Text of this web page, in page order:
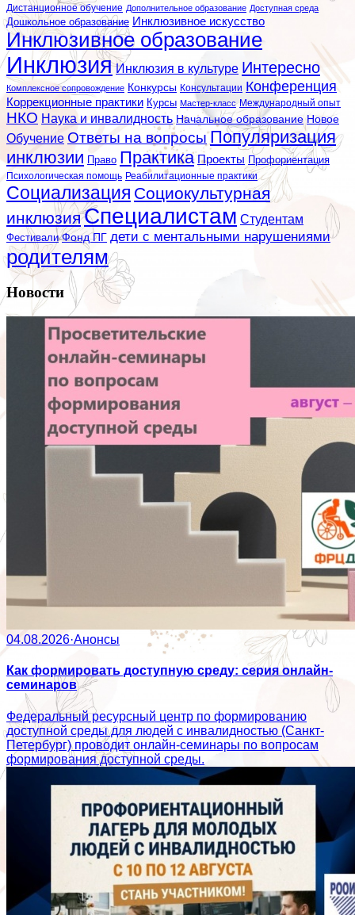
Дистанционное обучение Дополнительное образование Доступная среда
Дошкольное образование Инклюзивное искусство
Инклюзивное образование
Инклюзия Инклюзия в культуре Интересно
Комплексное сопровождение Конкурсы Консультации Конференция
Коррекционные практики Курсы Мастер-класс Международный опыт
НКО Наука и инвалидность Начальное образование Новое
Обучение Ответы на вопросы Популяризация
инклюзии Право Практика Проекты Профориентация
Психологическая помощь Реабилитационные практики
Социализация Социокультурная
инклюзияСпециалистам Студентам
Фестивали Фонд ПГ дети с ментальными нарушениями
родителям
Новости
04.08.2026·Анонсы
Как формировать доступную среду: серия онлайн-
семинаров
Федеральный ресурсный центр по формированию
доступной среды для людей с инвалидностью (Санкт-
Петербург) проводит онлайн-семинары по вопросам
формирования доступной среды.